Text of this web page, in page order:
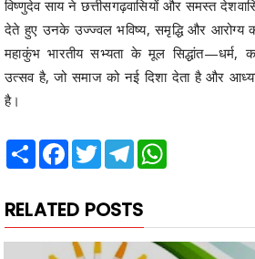
विष्णुदेव साय ने छत्तीसगढ़वासियों और समस्त
देते हुए उनके उज्ज्वल भविष्य, समृद्धि और आरोग्य
महाकुंभ भारतीय सभ्यता के मूल सिद्धांत—धर्म,
उत्सव है, जो समाज को नई दिशा देता है और
है।
Share Facebook
TwitterTelegram
RELATED POSTS